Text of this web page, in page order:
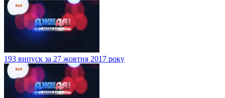
193 випуск за 27 жовтня 2017 року